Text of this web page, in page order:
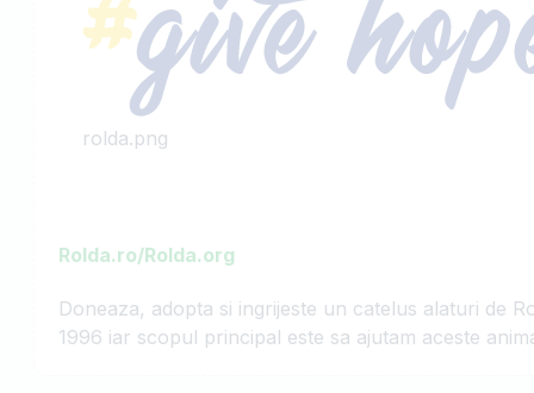
rolda.png
Rolda.ro/Rolda.org
Doneaza, adopta si ingrijeste un catelus alaturi de
1996 iar scopul principal este sa ajutam aceste